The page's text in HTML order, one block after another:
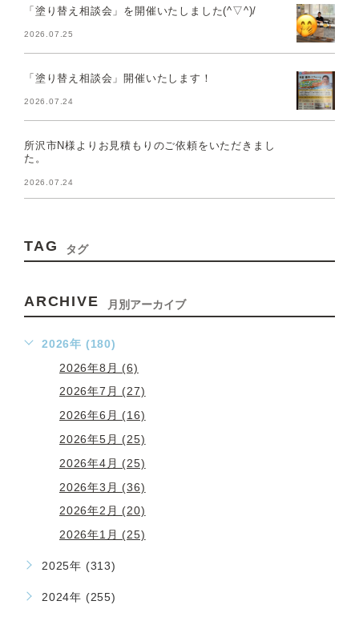
「塗り替え相談会」を開催いたしました(^▽^)/
2026.07.25
「塗り替え相談会」開催いたします！
2026.07.24
所沢市N様よりお見積もりのご依頼をいただきまし
た。
2026.07.24
TAG タグ
ARCHIVE 月別アーカイブ
2026年 (180)
2026年8月 (6)
2026年7月 (27)
2026年6月 (16)
2026年5月 (25)
2026年4月 (25)
2026年3月 (36)
2026年2月 (20)
2026年1月 (25)
2025年 (313)
2024年 (255)